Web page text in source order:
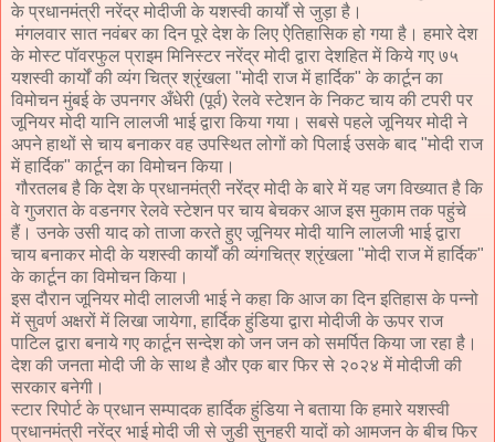
के प्रधानमंत्री नरेंद्र मोदीजी के यशस्वी कार्यों से जुड़ा है।
मंगलवार सात नवंबर का दिन पूरे देश के लिए ऐतिहासिक हो गया है। हमारे देश
के मोस्ट पॉवरफुल प्राइम मिनिस्टर नरेंद्र मोदी द्वारा देशहित में किये गए ७५
यशस्वी कार्यों की व्यंग चित्र श्रृंखला "मोदी राज में हार्दिक" के कार्टून का
विमोचन मुंबई के उपनगर अँधेरी (पूर्व) रेलवे स्टेशन के निकट चाय की टपरी पर
जूनियर मोदी यानि लालजी भाई द्वारा किया गया। सबसे पहले जूनियर मोदी ने
अपने हाथों से चाय बनाकर वह उपस्थित लोगों को पिलाई उसके बाद "मोदी राज
में हार्दिक" कार्टून का विमोचन किया।
गौरतलब है कि देश के प्रधानमंत्री नरेंद्र मोदी के बारे में यह जग विख्यात है कि
वे गुजरात के वडनगर रेलवे स्टेशन पर चाय बेचकर आज इस मुकाम तक पहुंचे
हैं। उनके उसी याद को ताजा करते हुए जूनियर मोदी यानि लालजी भाई द्वारा
चाय बनाकर मोदी के यशस्वी कार्यों की व्यंगचित्र श्रृंखला "मोदी राज में हार्दिक"
के कार्टून का विमोचन किया।
इस दौरान जूनियर मोदी लालजी भाई ने कहा कि आज का दिन इतिहास के पन्नो
में सुवर्ण अक्षरों में लिखा जायेगा, हार्दिक हुंडिया द्वारा मोदीजी के ऊपर राज
पाटिल द्वारा बनाये गए कार्टून सन्देश को जन जन को समर्पित किया जा रहा है।
देश की जनता मोदी जी के साथ है और एक बार फिर से २०२४ में मोदीजी की
सरकार बनेगी।
स्टार रिपोर्ट के प्रधान सम्पादक हार्दिक हुंडिया ने बताया कि हमारे यशस्वी
प्रधानमंत्री नरेंद्र भाई मोदी जी से जुडी सुनहरी यादों को आमजन के बीच फिर